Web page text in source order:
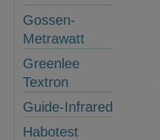
Gossen-
Metrawatt
Greenlee
Textron
Guide-Infrared
Habotest